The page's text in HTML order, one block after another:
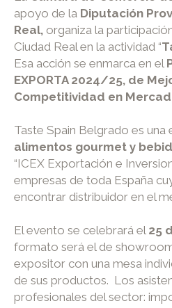
apoyo de la Diputación
Real, organiza la
Ciudad Real en la actividad “
Esa acción se enmarca en el
EXPORTA 2024/25, de
Competitividad en
Taste Spain Belgrado es una
alimentos gourmet y
“ICEX Exportación e
empresas de toda España
encontrar distribuidor en el
El evento se celebrará el 25
formato será el de
expositor con una mesa
de sus productos. Los
profesionales del sector: